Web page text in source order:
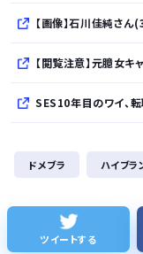
【画像】石川佳純さん
【閲覧注意】元臆女キャバ
SES10年目のワイ、
【ねこ】トイレ後の“テンシ
ドメブラ ハイブラ
ツイートする